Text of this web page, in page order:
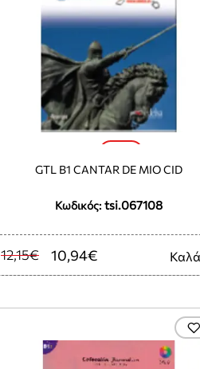
Κωδικός: tsi.067108
GTL B1 CANTAR DE MIO CID
10,94€
12,15€